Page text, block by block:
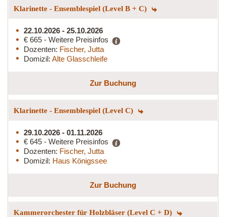
Klarinette - Ensemblespiel (Level B + C)
22.10.2026 - 25.10.2026
€ 665 - Weitere Preisinfos
Dozenten: Fischer, Jutta
Domizil: Alte Glasschleife
Zur Buchung
Klarinette - Ensemblespiel (Level C)
29.10.2026 - 01.11.2026
€ 645 - Weitere Preisinfos
Dozenten: Fischer, Jutta
Domizil: Haus Königssee
Zur Buchung
Kammerorchester für Holzbläser (Level C + D)